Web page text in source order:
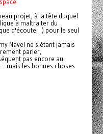
projet, à la tête duquel
à maltraiter du
d'écoute…) pour le seul
Navel ne s'étant jamais
parler,
pas encore au
mais les bonnes choses